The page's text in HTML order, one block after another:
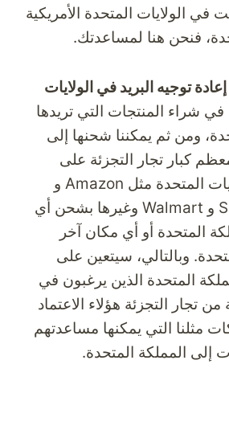
في الولايات المتحدة الأمريكية
فنحن هنا لمساعدتك.
إعادة توجيه البريد في الولايات
في شراء المنتجات التي تريدها
ومن ثم يمكننا شحنها إلى
كبار تجار التجزئة على
الإنترنت في الولايات المتحدة مثل Amazon و
BestBuy و Sears و Walmart وغيرها بشحن أي
المتحدة أو أي مكان آخر
وبالتالي، سيتعين على
المتحدة الذين يرغبون في
تجار التجزئة هؤلاء الاعتماد
مثلنا التي يمكنها مساعدتهم
إلى المملكة المتحدة.